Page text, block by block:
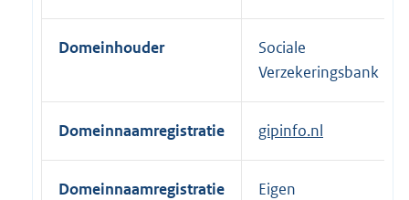
e
l
i
n
Domeinhouder
Sociale
Verzekeringsbank
Domeinnaamregistratie gipinfo.nl
Domeinnaamregistratie
Eigen